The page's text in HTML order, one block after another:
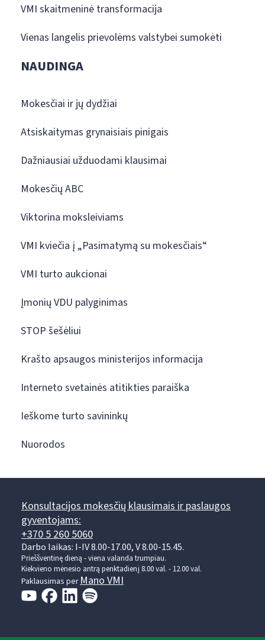
VMI skaitmeninė transformacija
Vienas langelis prievolėms valstybei sumokėti
NAUDINGA
Mokesčiai ir jų dydžiai
Atsiskaitymas grynaisiais pinigais
Dažniausiai užduodami klausimai
Mokesčių ABC
Viktorina moksleiviams
VMI kviečia į „Pasimatymą su mokesčiais“
VMI turto aukcionai
Įmonių VDU palyginimas
STOP šešėliui
Krašto apsaugos ministerijos informacija
Interneto svetainės atitikties paraiška
Ieškome turto savininkų
Nuorodos
Konsultacijos mokesčių klausimais ir paslaugos
gyventojams:
+370 5 260 5060
Darbo laikas: I-IV 8.00-17.00, V 8.00-15.45.
Prieššventinę dieną - viena valanda trumpiau.
Kiekvieno mėnesio antrą penktadienį 8.00 val. - 12.00 val.
Paklausimas per Mano VMI